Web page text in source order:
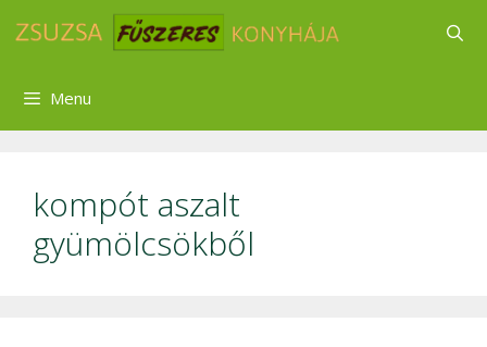
Menu
kompót aszalt
gyümölcsökből